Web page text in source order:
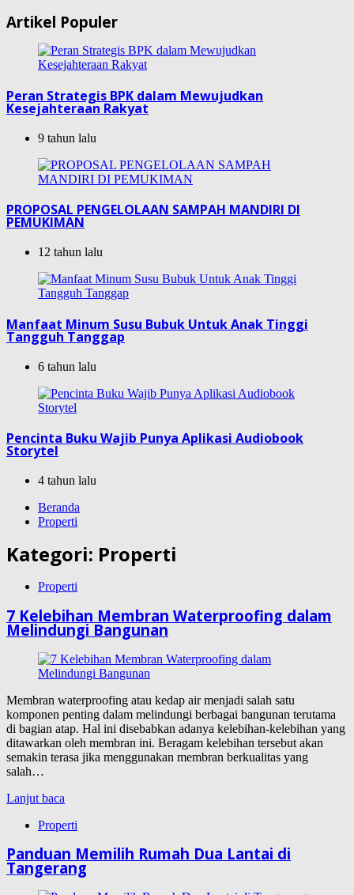
Artikel Populer
Peran Strategis BPK dalam Mewujudkan
Kesejahteraan Rakyat
9 tahun lalu
PROPOSAL PENGELOLAAN SAMPAH MANDIRI DI
PEMUKIMAN
12 tahun lalu
Manfaat Minum Susu Bubuk Untuk Anak Tinggi
Tangguh Tanggap
6 tahun lalu
Pencinta Buku Wajib Punya Aplikasi Audiobook
Storytel
4 tahun lalu
Beranda
Properti
Kategori: Properti
Properti
7 Kelebihan Membran Waterproofing dalam
Melindungi Bangunan
Membran waterproofing atau kedap air menjadi salah satu
komponen penting dalam melindungi berbagai bangunan terutama
di bagian atap. Hal ini disebabkan adanya kelebihan-kelebihan yang
ditawarkan oleh membran ini. Beragam kelebihan tersebut akan
semakin terasa jika menggunakan membran berkualitas yang
salah…
Lanjut baca
Properti
Panduan Memilih Rumah Dua Lantai di
Tangerang